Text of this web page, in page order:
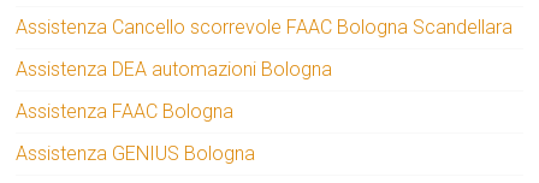
Assistenza Cancello scorrevole FAAC Bologna Scandellara
Assistenza DEA automazioni Bologna
Assistenza FAAC Bologna
Assistenza GENIUS Bologna